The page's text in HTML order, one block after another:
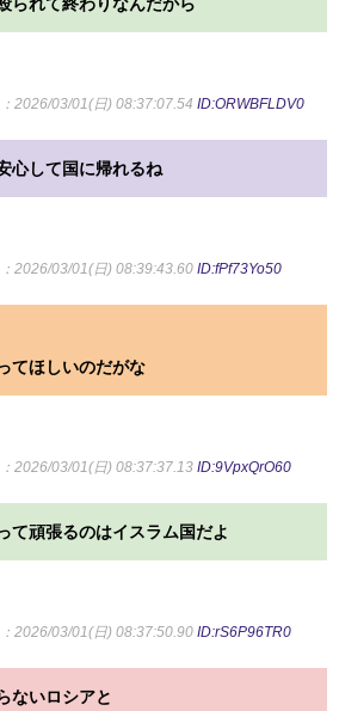
られて終わりなんだから
：2026/03/01(日) 08:37:07.54 ID:ORWBFLDV0
心して国に帰れるね
：2026/03/01(日) 08:39:43.60 ID:fPf73Yo50
てほしいのだがな
：2026/03/01(日) 08:37:37.13 ID:9VpxQrO60
て頑張るのはイスラム国だよ
：2026/03/01(日) 08:37:50.90 ID:rS6P96TR0
ないロシアと